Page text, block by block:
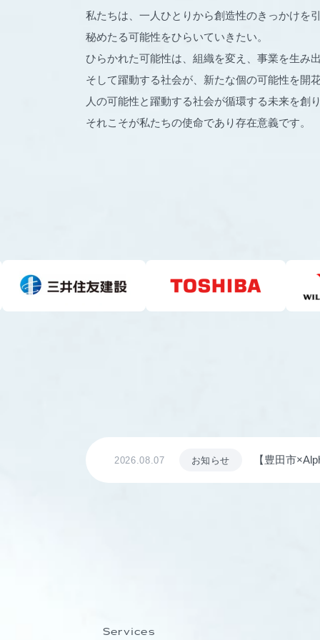
私たちは、一人ひとりから創造性のきっかけを
秘めたる可能性をひらいていきたい。
ひらかれた可能性は、組織を変え、事業を生み
そして躍動する社会が、新たな個の可能性を開
人の可能性と躍動する社会が循環する未来を創
それこそが私たちの使命であり存在意義です。
2026.08.07 お知らせ
【豊田市
8日に開講
Services